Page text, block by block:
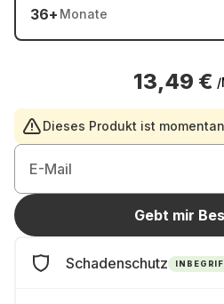
36+ Monate
13,49 € /
Dieses Produkt ist
E-Mail
Gebt mir
Schadenschutz